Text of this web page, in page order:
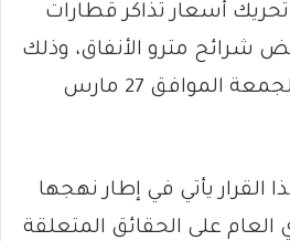
أسعار تذاكر قطارات
شرائح مترو الأنفاق، وذلك
اعتباراً من صباح غدٍ الجمعة الموافق 27 مارس
القرار يأتي في إطار نهجها
العام على الحقائق المتعلقة